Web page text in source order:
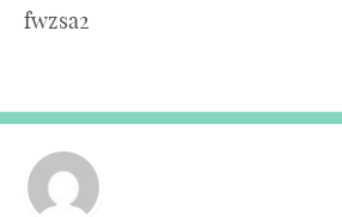
fwzsa2